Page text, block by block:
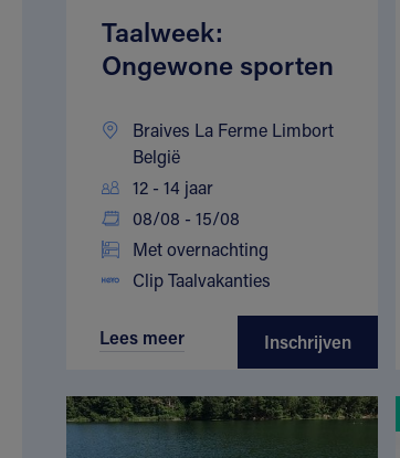
Taalweek:
Ongewone sporten
Braives La Ferme Limbort
België
12 - 14 jaar
08/08 - 15/08
Met overnachting
Clip Taalvakanties
Lees meer Inschrijven